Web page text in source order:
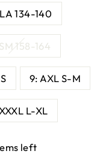
134-140
158-164
9: AXL S-M
L-XL
left